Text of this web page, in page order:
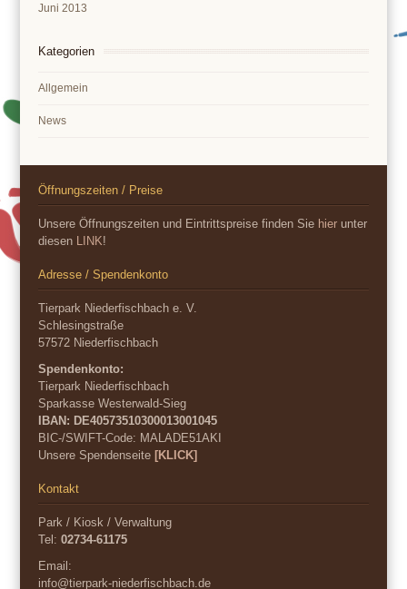
Juni 2013
Kategorien
Allgemein
News
Öffnungszeiten / Preise
Unsere Öffnungszeiten und Eintrittspreise finden Sie hier unter
diesen LINK!
Adresse / Spendenkonto
Tierpark Niederfischbach e. V.
Schlesingstraße
57572 Niederfischbach
Spendenkonto:
Tierpark Niederfischbach
Sparkasse Westerwald-Sieg
IBAN: DE40573510300013001045
BIC-/SWIFT-Code: MALADE51AKI
Unsere Spendenseite[KLICK]
Kontakt
Park / Kiosk / Verwaltung
Tel:02734-61175
Email:
info@tierpark-niederfischbach.de